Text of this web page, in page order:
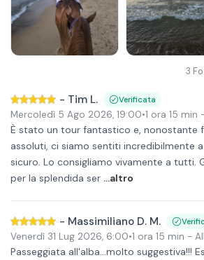
3
- Tim L. Verificata
Mercoledì 5 Ago 2026, 19:00•1 ora 15 min
È stato un tour fantastico e, nonostante
assoluti, ci siamo sentiti incredibilmente
sicuro. Lo consigliamo vivamente a tutti.
per la splendida ser ...altro
- Massimiliano D. M.
Venerdì 31 Lug 2026, 6:00•1 ora 15 min -
Passeggiata all'alba...molto suggestiva!!!